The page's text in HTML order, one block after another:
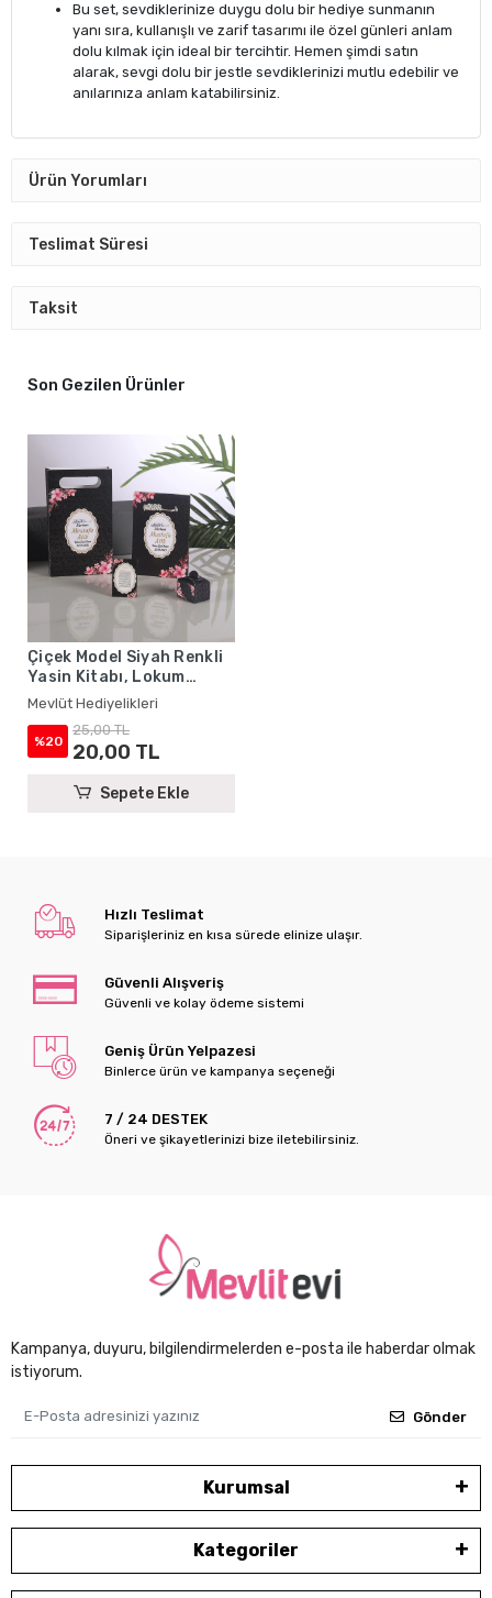
Bu set, sevdiklerinize duygu dolu bir hediye sunmanın
yanı sıra, kullanışlı ve zarif tasarımı ile özel günleri anlam
dolu kılmak için ideal bir tercihtir. Hemen şimdi satın
alarak, sevgi dolu bir jestle sevdiklerinizi mutlu edebilir ve
anılarınıza anlam katabilirsiniz.
Ürün Yorumları
Teslimat Süresi
Taksit
Son Gezilen Ürünler
Çiçek Model Siyah Renkli
Yasin Kitabı, Lokum
Kutusu, Magnet ve
Karton Çanta - Mevlüt
Hediyelikleri
Mevlüt Hediyelikleri
%20
25,00 TL
20,00 TL
Sepete Ekle
Hızlı Teslimat
Siparişleriniz en kısa sürede elinize ulaşır.
Güvenli Alışveriş
Güvenli ve kolay ödeme sistemi
Geniş Ürün Yelpazesi
Binlerce ürün ve kampanya seçeneği
7 / 24 DESTEK
Öneri ve şikayetlerinizi bize iletebilirsiniz.
Kampanya, duyuru, bilgilendirmelerden e-posta ile haberdar olmak
istiyorum.
Gönder
Kurumsal
Kategoriler